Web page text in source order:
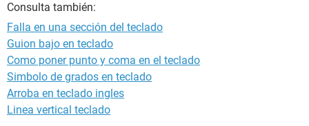
Configuración:Android / Chrome 80.0.3987.132
Consulta también:
Falla en una sección del teclado
Guion bajo en teclado
Como poner punto y coma en el teclado
Simbolo de grados en teclado
Arroba en teclado ingles
Linea vertical teclado